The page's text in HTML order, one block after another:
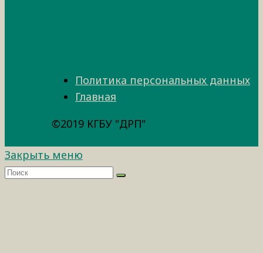
Политика персональных данных
Главная
©2019 КГБУ "ДРП"
Закрыть меню